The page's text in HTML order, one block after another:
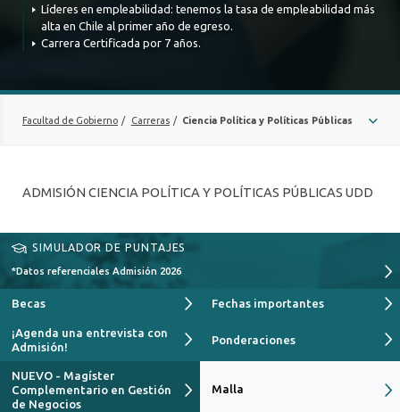
Líderes en empleabilidad: tenemos la tasa de empleabilidad más
alta en Chile al primer año de egreso.
Carrera Certificada por 7 años.
Facultad de Gobierno / Carreras / Ciencia Política y Políticas Públicas
MALLA
BECAS
NUESTROS PROFESORES
INTERCAMBIOS
REGLAMENTOS
CERTIFICACIÓN
ADMISIÓN CIENCIA POLÍTICA Y POLÍTICAS PÚBLICAS UDD
SIMULADOR DE PUNTAJES
*Datos referenciales Admisión 2026
Becas Fechas importantes
¡Agenda una entrevista con
Admisión!
Ponderaciones
NUEVO - Magíster
Complementario en Gestión
de Negocios
Malla